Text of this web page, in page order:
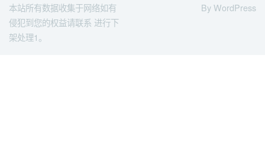
本站所有数据收集于网络如有
侵犯到您的权益请联系 进行下
架处理1。
By WordPress